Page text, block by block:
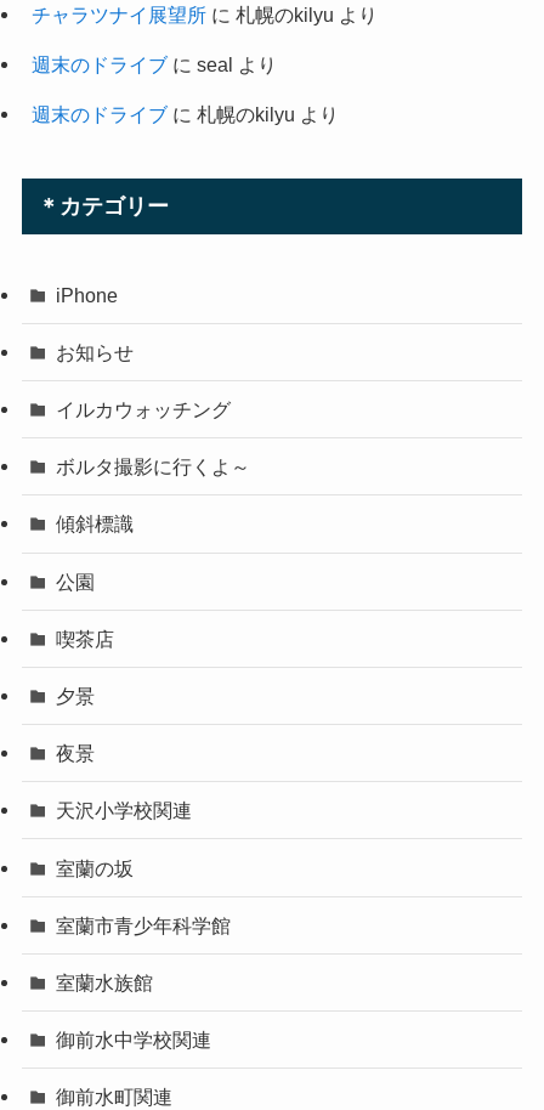
チャラツナイ展望所に 札幌のkilyu より
週末のドライブに seal より
週末のドライブに 札幌のkilyu より
＊カテゴリー
iPhone
お知らせ
イルカウォッチング
ボルタ撮影に行くよ～
傾斜標識
公園
喫茶店
夕景
夜景
天沢小学校関連
室蘭の坂
室蘭市青少年科学館
室蘭水族館
御前水中学校関連
御前水町関連